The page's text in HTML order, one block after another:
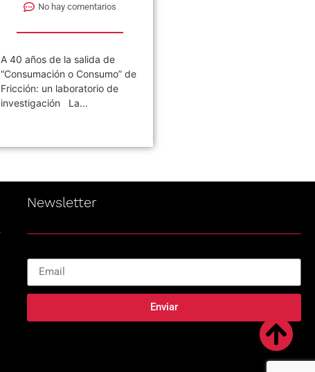
No hay comentarios
A 40 años de la salida de
“Consumación o Consumo” de
Fricción: un laboratorio de
investigación La...
Newsletter
Enviar